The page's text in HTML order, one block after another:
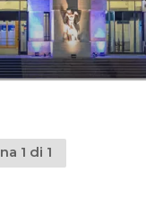
1 di 1